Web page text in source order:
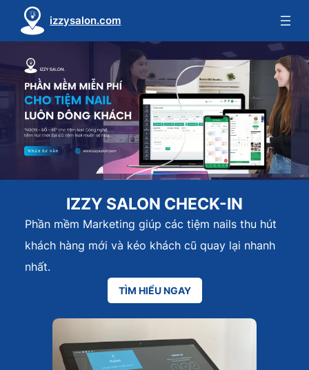
Skip
content
izzysalon.com
IZZY SALON CHECK-IN
Phần mềm Marketing giúp các tiệm nails thu hút
khách hàng mới và kéo khách cũ quay lại nhanh
nhất.
TÌM HIỂU NGAY